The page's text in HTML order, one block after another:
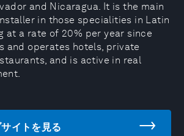
and Nicaragua. It is the main
in those specialities in Latin
at a rate of 20% per year since
and operates hotels, private
and is active in real
イトを見る